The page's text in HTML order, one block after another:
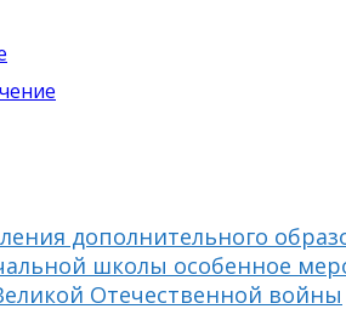
дополнительного
школы особенное
Отечественной войны